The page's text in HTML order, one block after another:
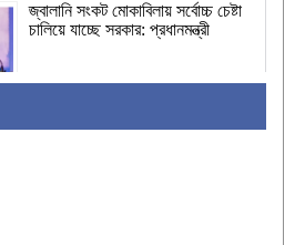
জ্বালানি সংকট মোকাবিলায় সর্বোচ্চ চেষ্টা
চালিয়ে যাচ্ছে সরকার: প্রধানমন্ত্রী
গরু ব্যবসায়ী নিহত